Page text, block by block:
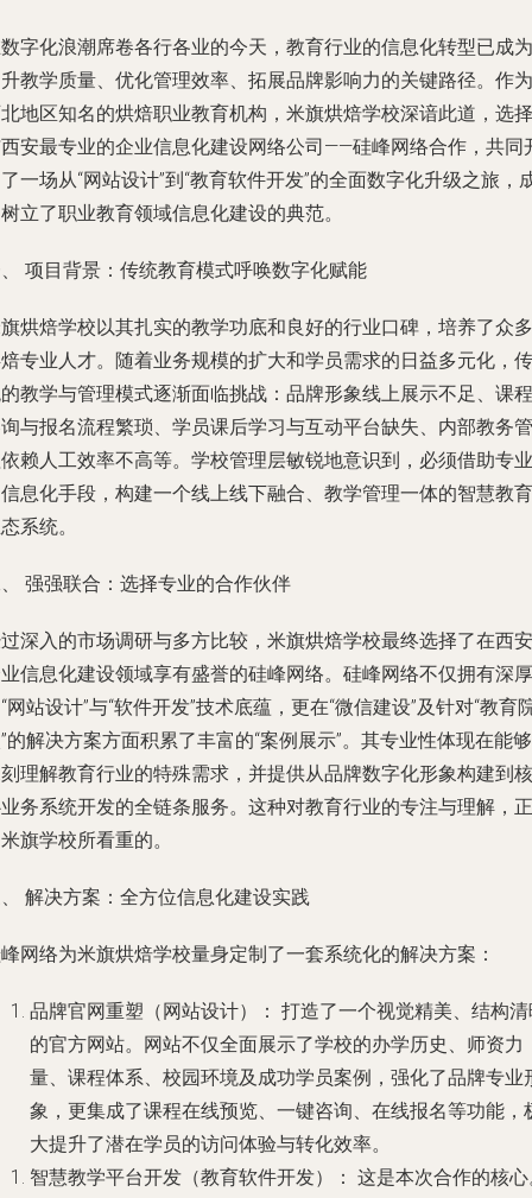
字化浪潮席卷各行各业的今天，教育行业的信息化转型已成为
教学质量、优化管理效率、拓展品牌影响力的关键路径。作为
地区知名的烘焙职业教育机构，米旗烘焙学校深谙此道，选择
安最专业的企业信息化建设网络公司——硅峰网络合作，共同
一场从“网站设计”到“教育软件开发”的全面数字化升级之旅，
立了职业教育领域信息化建设的典范。
项目背景：传统教育模式呼唤数字化赋能
烘焙学校以其扎实的教学功底和良好的行业口碑，培养了众多
专业人才。随着业务规模的扩大和学员需求的日益多元化，传
教学与管理模式逐渐面临挑战：品牌形象线上展示不足、课程
与报名流程繁琐、学员课后学习与互动平台缺失、内部教务管
赖人工效率不高等。学校管理层敏锐地意识到，必须借助专业
息化手段，构建一个线上线下融合、教学管理一体的智慧教育
系统。
强强联合：选择专业的合作伙伴
深入的市场调研与多方比较，米旗烘焙学校最终选择了在西安
信息化建设领域享有盛誉的硅峰网络。硅峰网络不仅拥有深厚
网站设计”与“软件开发”技术底蕴，更在“微信建设”及针对“教育
的解决方案方面积累了丰富的“案例展示”。其专业性体现在能够
理解教育行业的特殊需求，并提供从品牌数字化形象构建到核
务系统开发的全链条服务。这种对教育行业的专注与理解，正
旗学校所看重的。
解决方案：全方位信息化建设实践
网络为米旗烘焙学校量身定制了一套系统化的解决方案：
品牌官网重塑（网站设计）： 打造了一个视觉精美、结构
的官方网站。网站不仅全面展示了学校的办学历史、师资力
量、课程体系、校园环境及成功学员案例，强化了品牌专业
象，更集成了课程在线预览、一键咨询、在线报名等功能，
大提升了潜在学员的访问体验与转化效率。
智慧教学平台开发（教育软件开发）： 这是本次合作的核